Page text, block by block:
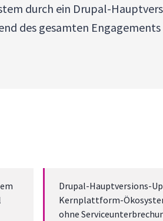
durch ein Drupal-
des gesamten
Drupal-Hauptversions-
Kernplattform-
ohne